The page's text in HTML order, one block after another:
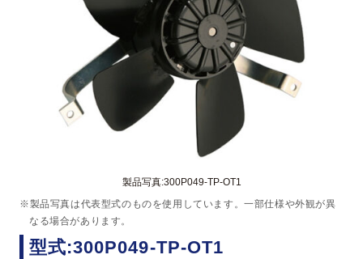
製品写真:300P049-TP-OT1
※製品写真は代表型式のものを使用しています。一部仕様や外観が異
なる場合があります。
型式:300P049-TP-OT1